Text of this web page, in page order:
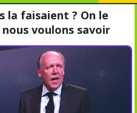
la faisaient ? On le
voulons savoir